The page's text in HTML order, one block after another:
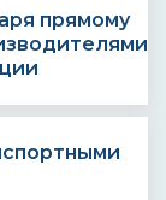
прямому